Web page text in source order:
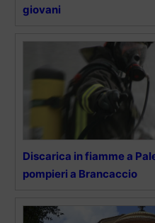
giovani
Discarica in fiamme a
pompieri a Brancaccio